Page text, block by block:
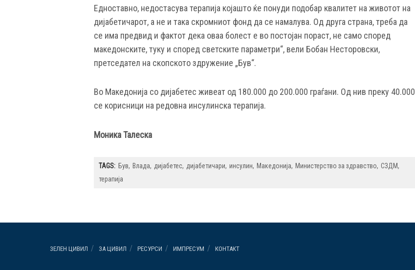
Едноставно, недостасува терапија којашто ќе понуди подобар квалитет на животот на
дијабетичарот, а не и така скромниот фонд да се намалува. Од друга страна, треба да
се има предвид и фактот дека оваа болест е во постојан пораст, не само според
македонските, туку и според светските параметри“, вели Бобан Несторовски,
претседател на скопското здружение „Був“.
Во Македонија со дијабетес живеат од 180.000 до 200.000 граѓани. Од нив преку 40.000
се корисници на редовна инсулинска терапија.
Моника Талеска
TAGS: Був Влада дијабетес дијабетичари инсулин Македонија Министерство за здравство СЗДМ
терапија
ЗЕЛЕН ЦИВИЛ ЗА ЦИВИЛ РЕСУРСИ ИМПРЕСУМ КОНТАКТ